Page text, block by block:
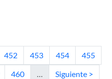
Página
452 Página
453 Página
454 Página
455
Página
460 … Siguiente página
Siguiente >